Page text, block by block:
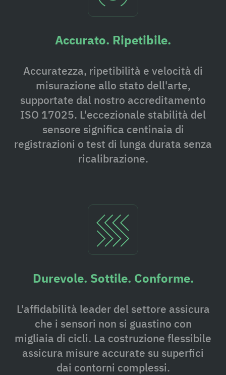
Accurato. Ripetibile.
Accuratezza, ripetibilità e velocità di
misurazione allo stato dell'arte,
supportate dal nostro accreditamento
ISO 17025. L'eccezionale stabilità del
sensore significa centinaia di
registrazioni o test di lunga durata senza
ricalibrazione.
Durevole. Sottile. Conforme.
L'affidabilità leader del settore assicura
che i sensori non si guastino con
migliaia di cicli. La costruzione flessibile
assicura misure accurate su superfici
dai contorni complessi.